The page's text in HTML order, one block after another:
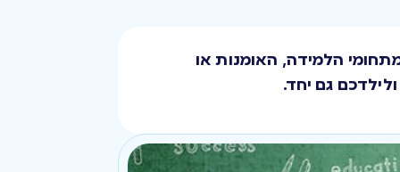
הלמידה, האומנות או
גם יחד.